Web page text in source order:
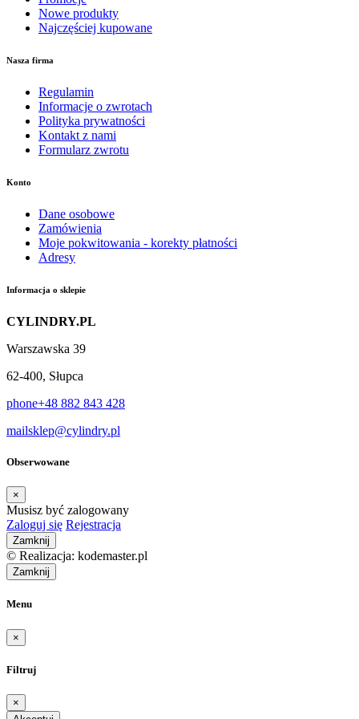
Nowe produkty
Najczęściej kupowane
Nasza firma
Regulamin
Informacje o zwrotach
Polityka prywatności
Kontakt z nami
Formularz zwrotu
Konto
Dane osobowe
Zamówienia
Moje pokwitowania - korekty płatności
Adresy
Informacja o sklepie
CYLINDRY.PL
Warszawska 39
62-400, Słupca
phone+48 882 843 428
mailsklep@cylindry.pl
Obserwowane
×
Musisz być zalogowany
Zaloguj się Rejestracja
Zamknij
© Realizacja: kodemaster.pl
Zamknij
Menu
×
Filtruj
×